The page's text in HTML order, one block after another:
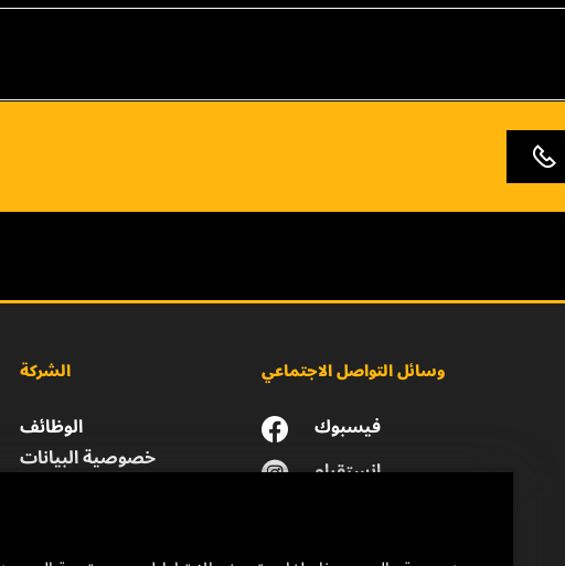
الشركة
الوظائف
خصوصية البيانات
وسائل التواصل الاجتماعي
فيسبوك
انستقرام